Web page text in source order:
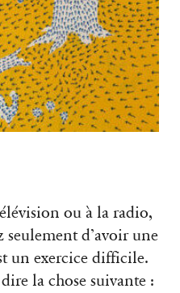
ou à la radio,
seulement d’avoir une
un exercice difficile.
la chose suivante :